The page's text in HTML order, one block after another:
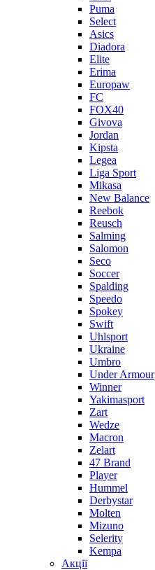
Puma
Select
Asics
Diadora
Elite
Erima
Europaw
FC
FOX40
Givova
Jordan
Kipsta
Legea
Liga Sport
Mikasa
New Balance
Reebok
Reusch
Salming
Salomon
Seco
Soccer
Spalding
Speedo
Spokey
Swift
Uhlsport
Ukraine
Umbro
Under Armour
Winner
Yakimasport
Zart
Wedze
Macron
Zelart
47 Brand
Player
Hummel
Derbystar
Molten
Mizuno
Selerity
Kempa
Акції